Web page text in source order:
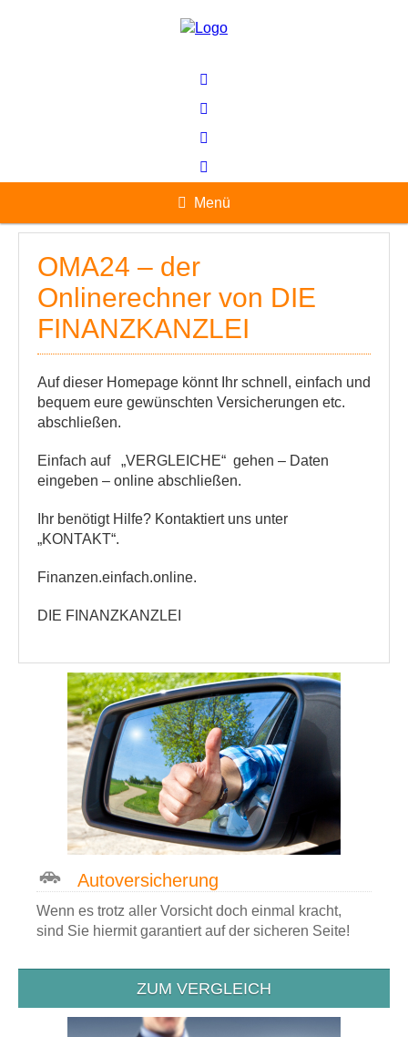
Menü
OMA24 – der
Onlinerechner von DIE
FINANZKANZLEI
Auf dieser Homepage könnt Ihr schnell, einfach und
bequem eure gewünschten Versicherungen etc.
abschließen.
Einfach auf „VERGLEICHE“ gehen – Daten
eingeben – online abschließen.
Ihr benötigt Hilfe? Kontaktiert uns unter
„KONTAKT“.
Finanzen.einfach.online.
DIE FINANZKANZLEI
Auto­versicherung
Wenn es trotz aller Vorsicht doch einmal kracht,
sind Sie hiermit garantiert auf der sicheren Seite!
ZUM VERGLEICH